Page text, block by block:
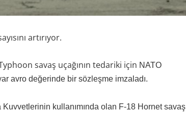
artırıyor.
savaş uçağının tedariki için NATO
avro değerinde bir sözleşme imzaladı.
kullanımında olan F-18 Hornet savaş